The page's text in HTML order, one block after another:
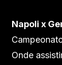
Napoli x
Onde